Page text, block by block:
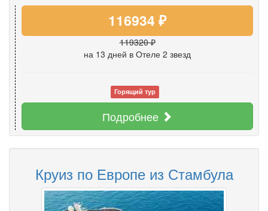
116934 ₽
119320 ₽
на 13 дней в Отеле 2 звезд
Горящий тур
Подробнее
Круиз по Европе из Стамбула